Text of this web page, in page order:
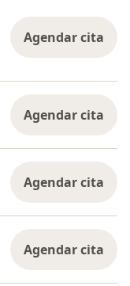
Agendar cita
Agendar cita
Agendar cita
Agendar cita